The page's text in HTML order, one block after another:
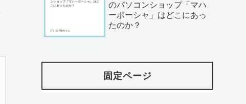
のパソコンショップ「マハ
ーポーシャ」はどこにあっ
たのか？
固定ページ